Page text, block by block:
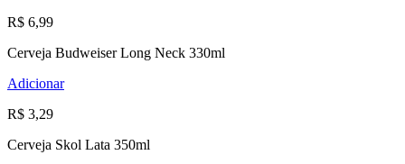
R$ 6,99
Cerveja Budweiser Long Neck 330ml
Adicionar
R$ 3,29
Cerveja Skol Lata 350ml